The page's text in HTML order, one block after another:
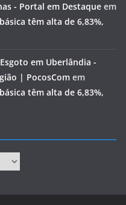
- Portal em Destaque em
têm alta de 6,83%,
em Uberlândia -
| PocosCom em
têm alta de 6,83%,